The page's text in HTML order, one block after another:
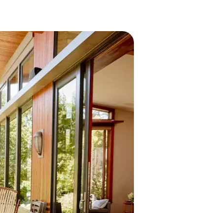
მიმართული ისრებით ან შეხებისა თუ თითის გასმის